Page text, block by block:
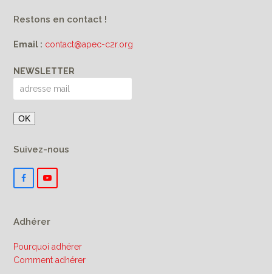
Restons en contact !
Email : contact@apec-c2r.org
NEWSLETTER
Suivez-nous
F
a
b
o
Y
o
b
Adhérer
Pourquoi adhérer
Comment adhérer